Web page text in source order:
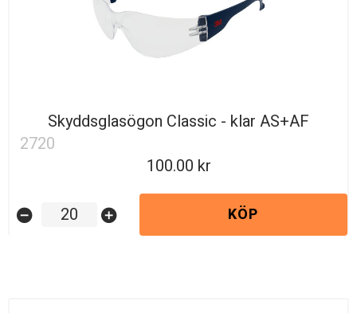
Skyddsglasögon Classic - klar AS+AF
2720
100.00
remove_circle add_circle KÖP